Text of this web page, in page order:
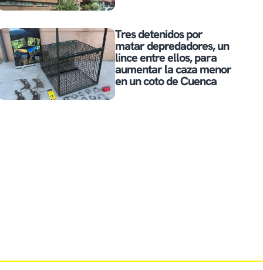
Tres detenidos por
matar depredadores, un
lince entre ellos, para
aumentar la caza menor
en un coto de Cuenca